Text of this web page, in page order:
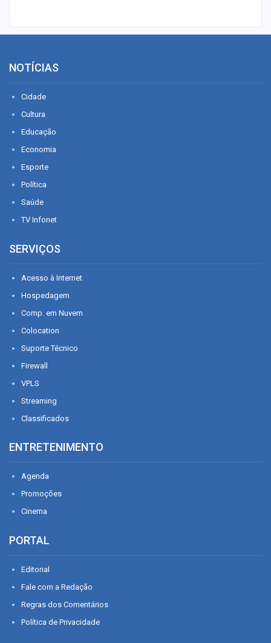
NOTÍCIAS
Cidade
Cultura
Educação
Economia
Esporte
Política
Saúde
TV Infonet
SERVIÇOS
Acesso à Internet
Hospedagem
Comp. em Nuvem
Colocation
Suporte Técnico
Firewall
VPLS
Streaming
Classificados
ENTRETENIMENTO
Agenda
Promoções
Cinema
PORTAL
Editorial
Fale com a Redação
Regras dos Comentários
Política de Privacidade